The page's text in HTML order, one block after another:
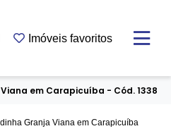
Imóveis favoritos
em Carapicuíba - Cód. 1338